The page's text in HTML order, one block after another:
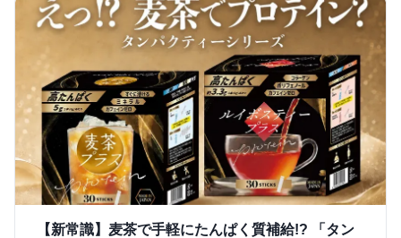
【新常識】麦茶で手軽にたんぱく質補給!? 「タン